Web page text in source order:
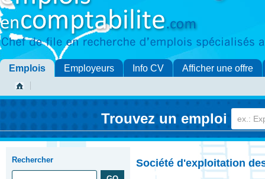
Emplois Employeurs Info CV Afficher une offre
Trouvez un emploi
Rechercher Société d'exploitation